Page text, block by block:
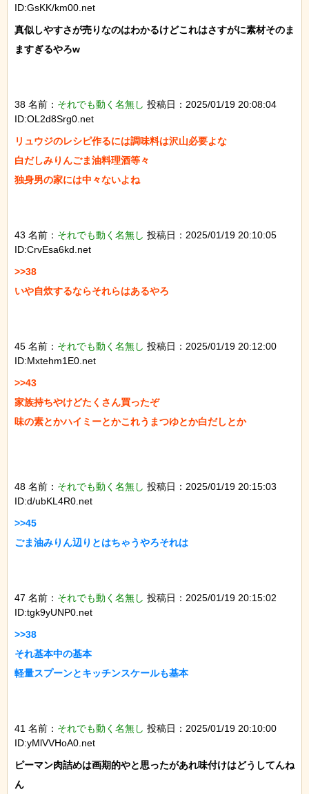
ID:GsKK/km00.net
真似しやすさが売りなのはわかるけどこれはさすがに素材そのま
ますぎるやろw
38 名前： それでも動く名無し 投稿日：2025/01/19 20:08:04
ID:OL2d8Srg0.net
リュウジのレシピ作るには調味料は沢山必要よな
白だしみりんごま油料理酒等々
独身男の家には中々ないよね
43 名前： それでも動く名無し 投稿日：2025/01/19 20:10:05
ID:CrvEsa6kd.net
>>38
いや自炊するならそれらはあるやろ
45 名前： それでも動く名無し 投稿日：2025/01/19 20:12:00
ID:Mxtehm1E0.net
>>43
家族持ちやけどたくさん買ったぞ
味の素とかハイミーとかこれうまつゆとか白だしとか
48 名前： それでも動く名無し 投稿日：2025/01/19 20:15:03
ID:d/ubKL4R0.net
>>45
ごま油みりん辺りとはちゃうやろそれは
47 名前： それでも動く名無し 投稿日：2025/01/19 20:15:02
ID:tgk9yUNP0.net
>>38
それ基本中の基本
軽量スプーンとキッチンスケールも基本
41 名前： それでも動く名無し 投稿日：2025/01/19 20:10:00
ID:yMlVVHoA0.net
ピーマン肉詰めは画期的やと思ったがあれ味付けはどうしてんね
ん